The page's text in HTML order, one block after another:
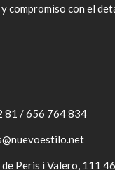
compromiso con el
81 / 656 764 834
Peris i Valero, 111